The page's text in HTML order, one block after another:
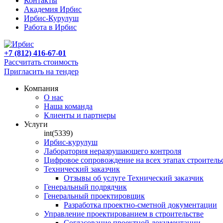
Академия Ирбис
Ирбис-Курулуш
Работа в Ирбис
+7 (812) 416-67-01
Рассчитать стоимость
Пригласить на тендер
Компания
О нас
Наша команда
Клиенты и партнеры
Услуги
int(5339)
Ирбис-курулуш
Лаборатория неразрушающего контроля
Цифровое сопровождение на всех этапах
Технический заказчик
Отзывы об услуге Технический заказчик
Генеральный подрядчик
Генеральный проектировщик
Разработка проектно-сметной документации
Управление проектированием в строительстве